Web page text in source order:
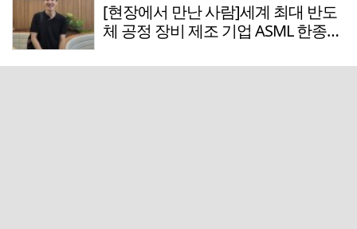
[현장에서 만난 사람]세계 최대 반도
체 공정 장비 제조 기업 ASML 한종호